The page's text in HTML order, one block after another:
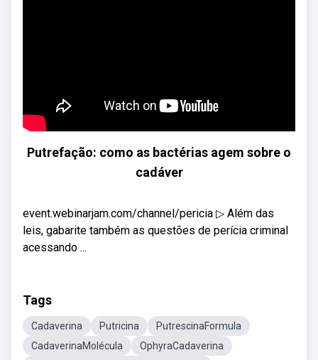
Putrefação: como as bactérias agem sobre o
cadáver
event.webinarjam.com/channel/pericia​ ▷ Além das
leis, gabarite também as questões de perícia criminal
acessando ...
Tags
Cadaverina Putricina
PutrescinaFormula
CadaverinaMolécula
OphyraCadaverina